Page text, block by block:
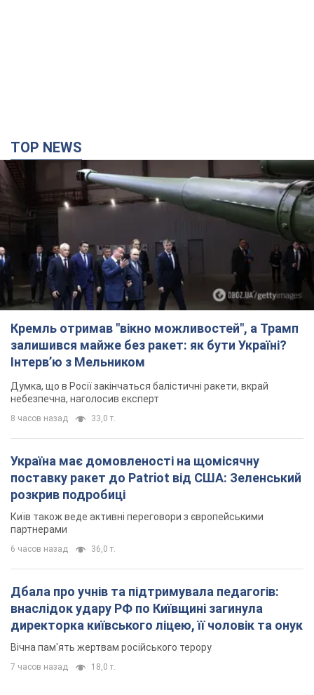
TOP NEWS
Кремль отримав "вікно можливостей", а Трамп
залишився майже без ракет: як бути Україні?
Інтерв’ю з Мельником
Думка, що в Росії закінчаться балістичні ракети, вкрай
небезпечна, наголосив експерт
8 часов назад 33,0 т.
Україна має домовленості на щомісячну
поставку ракет до Patriot від США: Зеленський
розкрив подробиці
Київ також веде активні переговори з європейськими
партнерами
6 часов назад 36,0 т.
Дбала про учнів та підтримувала педагогів:
внаслідок удару РФ по Київщині загинула
директорка київського ліцею, її чоловік та онук
Вічна пам'ять жертвам російського терору
7 часов назад 18,0 т.